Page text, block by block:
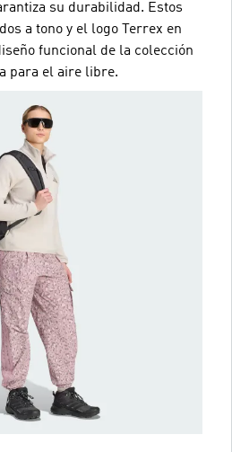
su durabilidad. Estos
a tono y el logo Terrex en
funcional de la colección
para el aire libre.